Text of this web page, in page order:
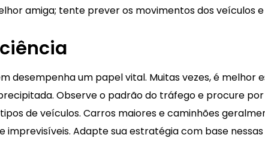
amiga; tente prever os movimentos dos veículos
desempenha um papel vital. Muitas vezes, é melhor
Observe o padrão do tráfego e procure
de veículos. Carros maiores e caminhões
Adapte sua estratégia com base